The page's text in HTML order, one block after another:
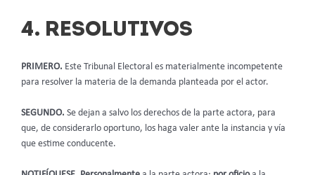
4. RESOLUTIVOS
PRIMERO. Este Tribunal Electoral es materialmente incompetente
para resolver la materia de la demanda planteada por el actor.
SEGUNDO. Se dejan a salvo los derechos de la parte actora, para
que, de considerarlo oportuno, los haga valer ante la instancia y vía
que estime conducente.